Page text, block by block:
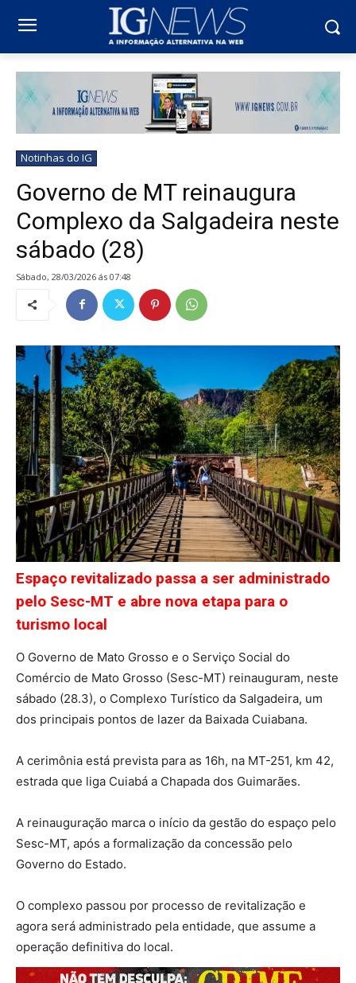
Notinhas do IG
Governo de MT reinaugura
Complexo da Salgadeira neste
sábado (28)
sábado, 28/03/2026 ás 07:48
Espaço revitalizado passa a ser administrado
pelo Sesc-MT e abre nova etapa para o
turismo local
O Governo de Mato Grosso e o Serviço Social do
Comércio de Mato Grosso (Sesc-MT) reinauguram, neste
sábado (28.3), o Complexo Turístico da Salgadeira, um
dos principais pontos de lazer da Baixada Cuiabana.
A cerimônia está prevista para as 16h, na MT-251, km 42,
estrada que liga Cuiabá a Chapada dos Guimarães.
A reinauguração marca o início da gestão do espaço pelo
Sesc-MT, após a formalização da concessão pelo
Governo do Estado.
O complexo passou por processo de revitalização e
agora será administrado pela entidade, que assume a
operação definitiva do local.